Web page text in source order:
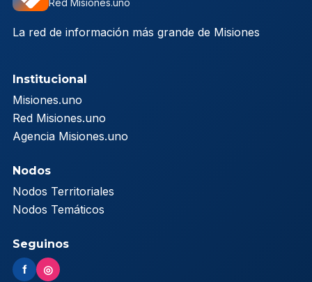
La red de información más grande de Misiones
Institucional
Misiones.uno
Red Misiones.uno
Agencia Misiones.uno
Nodos
Nodos Territoriales
Nodos Temáticos
Seguinos
f ◎